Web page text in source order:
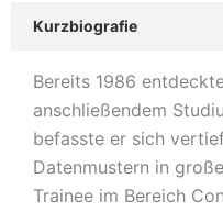
Kurzbiografie
Bereits 1986
anschließendem
befasste er sich
Datenmustern in
Trainee im Bereich